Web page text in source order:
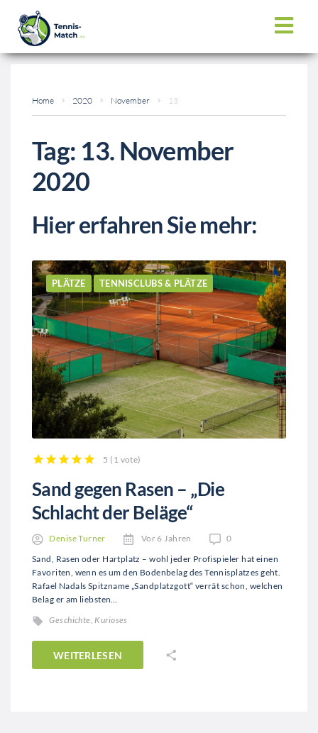
Home 2020 November 13
Tag: 13. November
2020
Hier erfahren Sie mehr:
PLÄTZE TENNISCLUBS & PLÄTZE
5 ( 1 vote)
Sand gegen Rasen – „Die
Schlacht der Beläge“
Denise Turner Vor 6 Jahren
0
Sand, Rasen oder Hartplatz – wohl jeder Profispieler hat einen
Favoriten, wenn es um den Bodenbelag des Tennisplatzes geht.
Rafael Nadals Spitzname „Sandplatzgott“ verrät schon, welchen
Belag er am liebsten…
Geschichte,Kurioses
WEITERLESEN